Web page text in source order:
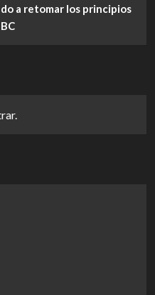
a retomar los principios